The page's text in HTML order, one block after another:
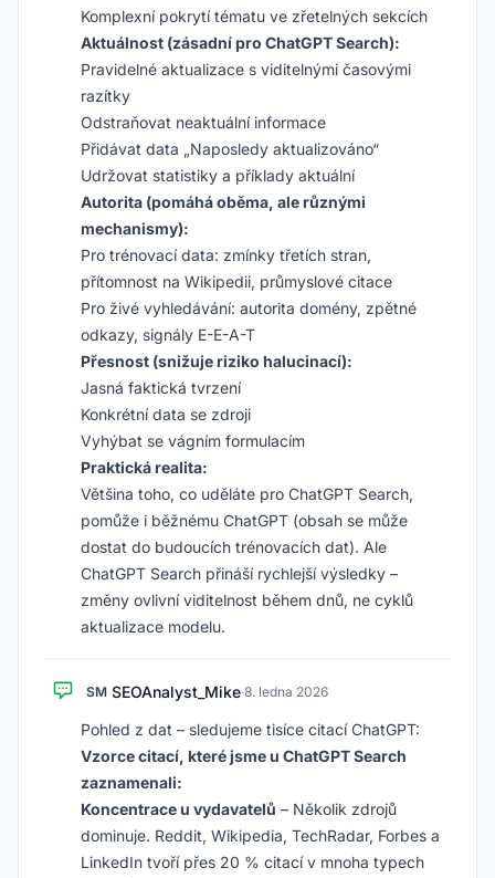
Komplexní pokrytí tématu ve zřetelných sekcích
Aktuálnost (zásadní pro ChatGPT Search):
Pravidelné aktualizace s viditelnými časovými
razítky
Odstraňovat neaktuální informace
Přidávat data „Naposledy aktualizováno“
Udržovat statistiky a příklady aktuální
Autorita (pomáhá oběma, ale různými
mechanismy):
Pro trénovací data: zmínky třetích stran,
přítomnost na Wikipedii, průmyslové citace
Pro živé vyhledávání: autorita domény, zpětné
odkazy, signály E-E-A-T
Přesnost (snižuje riziko halucinací):
Jasná faktická tvrzení
Konkrétní data se zdroji
Vyhýbat se vágním formulacím
Praktická realita:
Většina toho, co uděláte pro ChatGPT Search,
pomůže i běžnému ChatGPT (obsah se může
dostat do budoucích trénovacích dat). Ale
ChatGPT Search přináší rychlejší výsledky –
změny ovlivní viditelnost během dnů, ne cyklů
aktualizace modelu.
SM SEOAnalyst_Mike·8. ledna 2026
Pohled z dat – sledujeme tisíce citací ChatGPT:
Vzorce citací, které jsme u ChatGPT Search
zaznamenali:
Koncentrace u vydavatelů – Několik zdrojů
dominuje. Reddit, Wikipedia, TechRadar, Forbes a
LinkedIn tvoří přes 20 % citací v mnoha typech